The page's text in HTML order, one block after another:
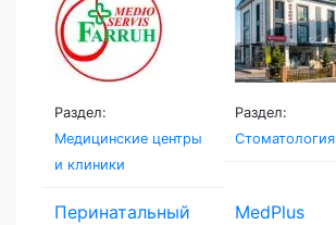
Раздел:
Медицинские центры
и клиники
Раздел:
Стоматология
Перинатальный
MedPlus